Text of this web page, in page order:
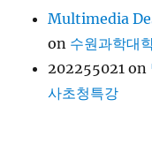
Multimedia
on 수원과학대
202255021 on
사초청특강